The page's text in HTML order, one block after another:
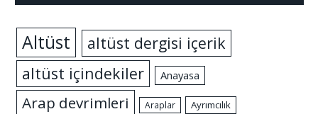
Altüst
altüst dergisi içerik
altüst içindekiler
Anayasa
Arap devrimleri Araplar Ayrımcılık